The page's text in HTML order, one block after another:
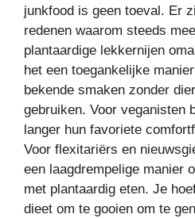
junkfood is geen toeval. Er
redenen waarom steeds
plantaardige lekkernijen
het een toegankelijke
bekende smaken zonder
gebruiken. Voor veganisten
langer hun favoriete
Voor flexitariërs en
een laagdrempelige manier
met plantaardig eten. Je
dieet om te gooien om te